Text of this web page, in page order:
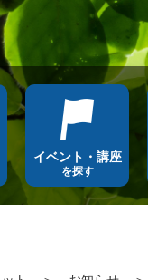
イベント・講座
を探す